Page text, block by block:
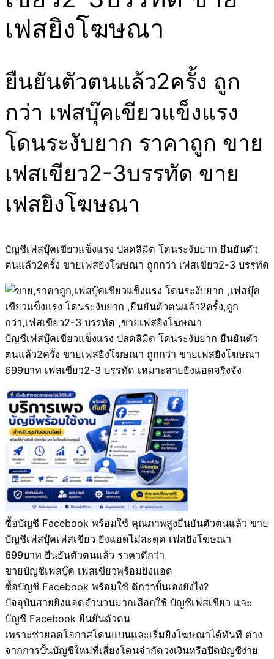
เฟสยิงโฆษณา
ยืนยันตัวตนแล้ว2ครั้ง ถูก
กว่า เฟสบุ๊คเขียวแข็งแรง
โดนระงับยาก ราคาถูก ขาย
เฟสเขียว2-3บรรทัด ขาย
เฟสยิงโฆษณา
บัญชีเฟสบุ๊คเขียวแข็งแรง ปลดลิมิต โดนระงับยาก ยืนยันตัว
ตนแล้ว2ครั้ง ขายเฟสยิงโฆษณา ถูกกว่า เฟสเขียว2-3 บรรทัด
บัญชีเฟสบุ๊คเขียวแข็งแรง ปลดลิมิต โดนระงับยาก ยืนยันตัว
ตนแล้ว2ครั้ง ขายเฟสยิงโฆษณา ถูกกว่า ขายเฟสยิงโฆษณา
699บาท เฟสเขียว2-3 บรรทัด เหมาะสายยิงแอดจริงจัง
ซื้อบัญชี Facebook พร้อมใช้ คุณภาพสูงยืนยันตัวตนแล้ว ขาย
บัญชีเฟสบุ๊คเฟสเขียว ยิงแอดไม่สะดุด เฟสยิงโฆษณา
699บาท ยืนยันตัวตนแล้ว ราคาดีกว่า
ขายบัญชีเฟสบุ๊ค เฟสเขียวพร้อมยิงแอด
ซื้อบัญชี Facebook พร้อมใช้ ดีกว่าปั้นเองยังไง?
ปัจจุบันสายยิงแอดจำนวนมากเลือกใช้ บัญชีเฟสเขียว และ
บัญชี Facebook ยืนยันตัวตน
เพราะช่วยลดโอกาสโดนแบนและเริ่มยิงโฆษณาได้ทันที ต่าง
จากการปั้นบัญชีใหม่ที่เสี่ยงโดนจำกัดวงเงินหรือปิดบัญชีง่าย